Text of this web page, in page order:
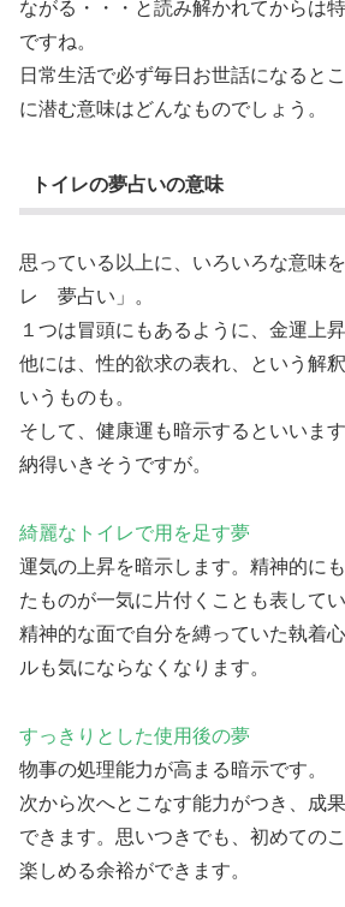
ながる・・・と読み解かれてからは
ですね。
日常生活で必ず毎日お世話になると
に潜む意味はどんなものでしょう。
トイレの夢占いの意味
思っている以上に、いろいろな意味
レ 夢占い」。
１つは冒頭にもあるように、金運上
他には、性的欲求の表れ、という解
いうものも。
そして、健康運も暗示するといいま
納得いきそうですが。
綺麗なトイレで用を足す夢
運気の上昇を暗示します。精神的に
たものが一気に片付くことも表してい
精神的な面で自分を縛っていた執着
ルも気にならなくなります。
すっきりとした使用後の夢
物事の処理能力が高まる暗示です。
次から次へとこなす能力がつき、成
できます。思いつきでも、初めての
楽しめる余裕ができます。